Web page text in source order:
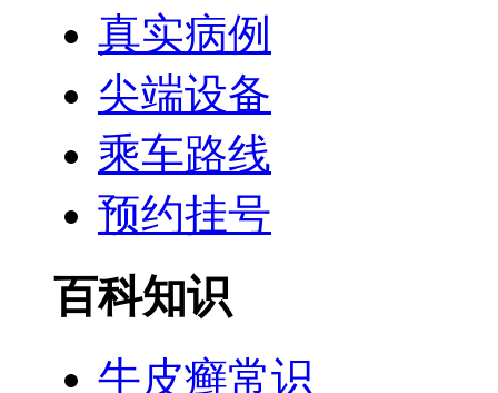
真实病例
尖端设备
乘车路线
预约挂号
百科知识
牛皮癣常识